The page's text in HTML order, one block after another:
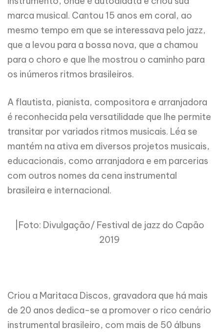
marca musical. Cantou 15 anos em coral, ao
mesmo tempo em que se interessava pelo jazz,
que a levou para a bossa nova, que a chamou
para o choro e que lhe mostrou o caminho para
os inúmeros ritmos brasileiros.
A flautista, pianista, compositora e arranjadora
é reconhecida pela versatilidade que lhe permite
transitar por variados ritmos musicais. Léa se
mantém na ativa em diversos projetos musicais,
educacionais, como arranjadora e em parcerias
com outros nomes da cena instrumental
brasileira e internacional.
|Foto: Divulgação/ Festival de jazz do Capão
2019
Criou a Maritaca Discos, gravadora que há mais
de 20 anos dedica-se a promover o rico cenário
instrumental brasileiro, com mais de 50 álbuns